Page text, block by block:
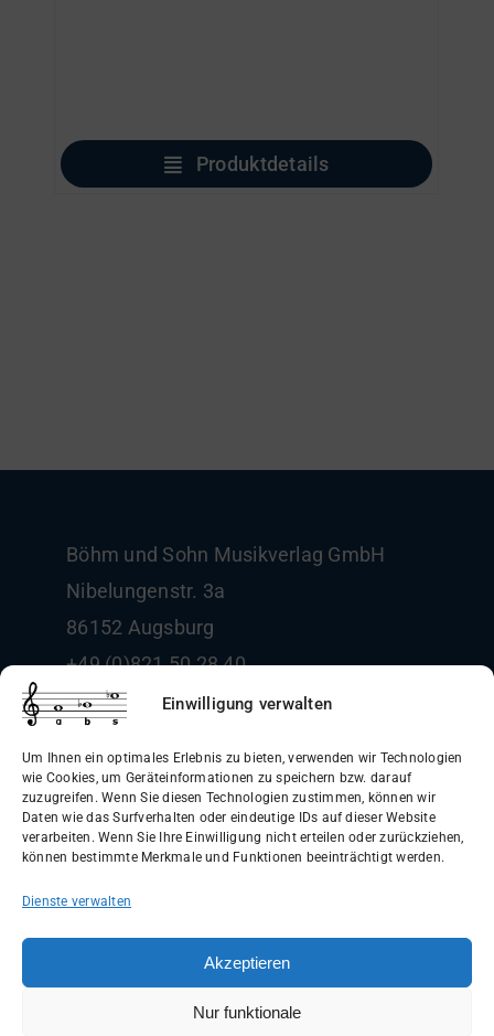
Einwilligung verwalten
Um Ihnen ein optimales Erlebnis zu bieten, verwenden wir Technologien
wie Cookies, um Geräteinformationen zu speichern bzw. darauf
zuzugreifen. Wenn Sie diesen Technologien zustimmen, können wir
Daten wie das Surfverhalten oder eindeutige IDs auf dieser Website
verarbeiten. Wenn Sie Ihre Einwilligung nicht erteilen oder zurückziehen,
können bestimmte Merkmale und Funktionen beeinträchtigt werden.
Dienste verwalten
Akzeptieren
Nur funktionale
Produktdetails
Böhm und Sohn Musikverlag GmbH
Nibelungenstr. 3a
86152 Augsburg
+49 (0)821 50 28 40
info@boehm-und-sohn.de
Allgemeine Geschäftsbedingungen
Datenschutzerklärung
Widerrufsbelehrung
Versandinformationen